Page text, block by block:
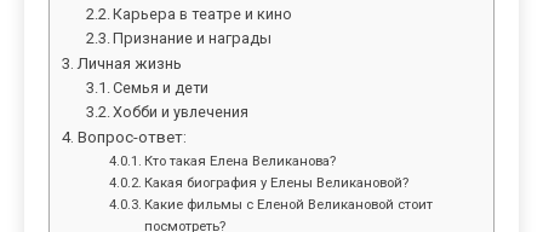
Карьера в театре и кино
Признание и награды
Личная жизнь
Семья и дети
Хобби и увлечения
Вопрос-ответ:
Кто такая Елена Великанова?
Какая биография у Елены Великановой?
Какие фильмы с Еленой Великановой стоит
посмотреть?